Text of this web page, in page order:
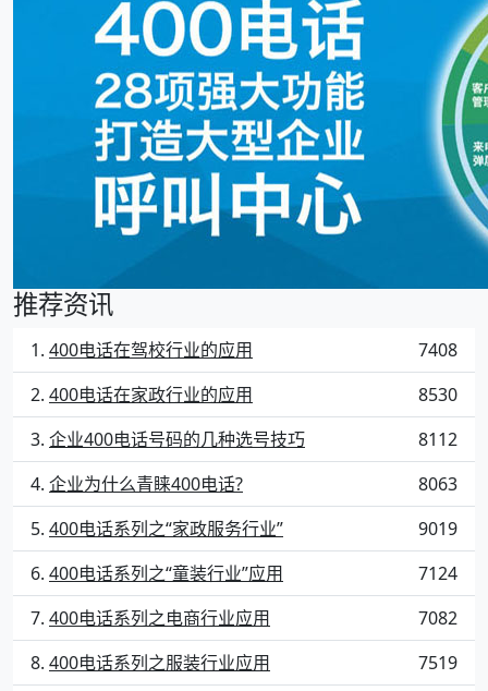
推荐资讯
400电话在驾校行业的应用
7408
400电话在家政行业的应用
8530
企业400电话号码的几种选号技巧
8112
企业为什么青睐400电话?
8063
400电话系列之“家政服务行业”
9019
400电话系列之“童装行业”应用
7124
400电话系列之电商行业应用
7082
400电话系列之服装行业应用
7519